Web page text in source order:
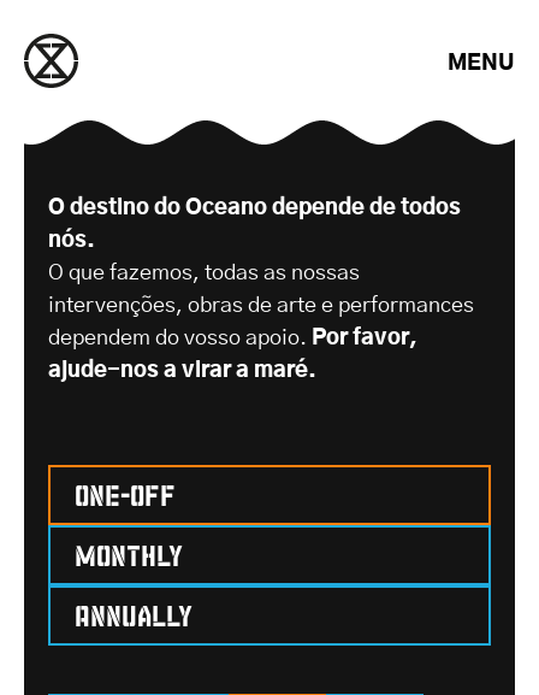
MENU
Apoie-nos
O destino do Oceano depende de todos
nós.
O que fazemos, todas as nossas
intervenções, obras de arte e performances
dependem do vosso apoio. Por favor,
ajude-nos a virar a maré.
One-off
Monthly
Annually